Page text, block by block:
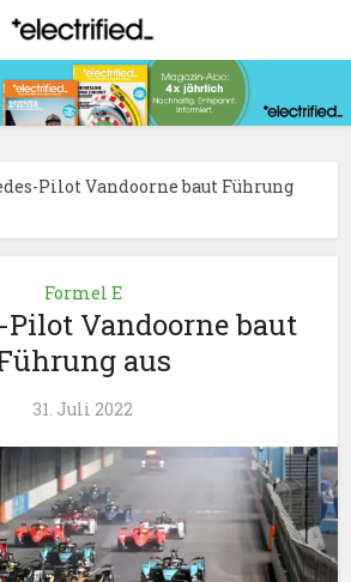
Pilot Vandoorne baut Führung
Formel E
Pilot Vandoorne baut
aus
31. Juli 2022